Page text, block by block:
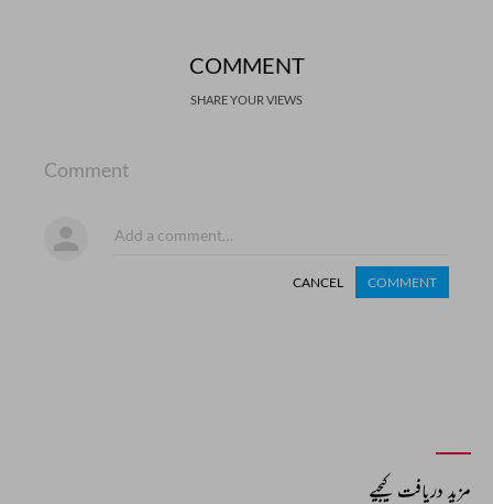
COMMENT
SHARE YOUR VIEWS
Comment
CANCEL COMMENT
مزید دریافت کیجیے